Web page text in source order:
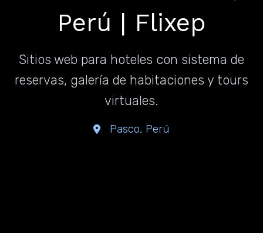
Perú | Flixep
Sitios web para hoteles con sistema de
reservas, galería de habitaciones y tours
virtuales.
Pasco, Perú